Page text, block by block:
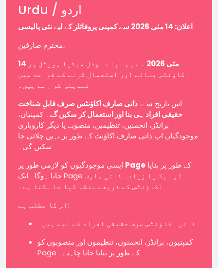
Urdu / اردو
اعلان: 14 مئی 2026 سے کمپنی پروفائلز کے لیے نئی پالیسی
محترم صارفین،
14 مئی 2026
سے ہم اپنے سوشل میڈیا پورٹل پر
اکاؤنٹس بنانے اور استعمال کرنے کے قواعد میں
تبدیلی کر رہے ہیں۔
اس تاریخ سے، ذاتی صارف اکاؤنٹس صرف قابلِ شناخت
حقیقی افراد ہی بنا اور استعمال کر سکیں گے۔ کمپنیاں،
برانڈز، انجمنیں، تنظیمیں، منصوبے یا دیگر کاروباری
موجودگیاں اب ذاتی صارف اکاؤنٹ کے طور پر نہیں چلائی جا
سکیں گی۔
Page
جانا ہوگا۔ ایک Page کو ایک یا زیادہ ذاتی صارف
اکاؤنٹس کے ذریعے منظم کیا جا سکتا ہے۔
اس کا مطلب ہے:
ذاتی اکاؤنٹس صرف حقیقی افراد کے لیے ہیں۔
کمپنیوں، برانڈز، انجمنوں، تنظیموں اور منصوبوں کو
Page کے طور پر بنایا جانا چاہیے۔